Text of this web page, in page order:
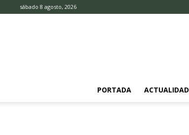
sábado 8 agosto, 2026
PORTADA ACTUALIDAD